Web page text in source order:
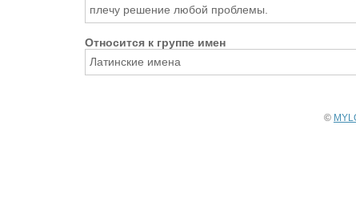
плечу решение любой проблемы.
Относится к группе имен
Латинские имена
©